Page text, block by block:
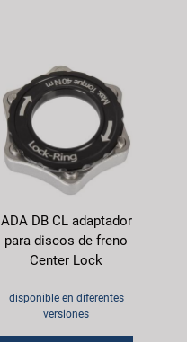
ADA DB CL adaptador
para discos de freno
Center Lock
disponible en diferentes
versiones